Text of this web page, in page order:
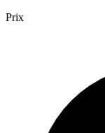
Prix